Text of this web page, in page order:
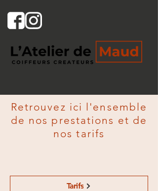
Retrouvez ici l'ensemble
de nos prestations et de
nos tarifs
Tarifs